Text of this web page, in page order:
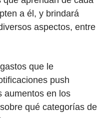
a él, y brindará
aspectos, entre
que le
push
aumentos en los
qué categorías de